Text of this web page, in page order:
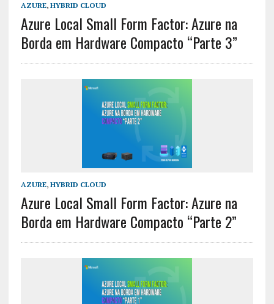
AZURE, HYBRID CLOUD
Azure Local Small Form Factor: Azure na
Borda em Hardware Compacto “Parte 3”
AZURE, HYBRID CLOUD
Azure Local Small Form Factor: Azure na
Borda em Hardware Compacto “Parte 2”